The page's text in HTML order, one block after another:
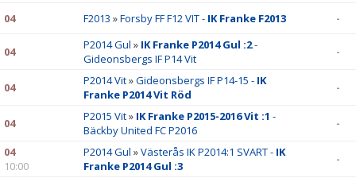
04 F2013 »Forsby FF F12 VIT - IK Franke F2013 -
04 P2014 Gul » IK Franke P2014 Gul :2-
Gideonsbergs IF P14 Vit
-
04 P2014 Vit»Gideonsbergs IF P14-15 - IK
Franke P2014 Vit Röd
-
04 P2015 Vit» IK Franke P2015-2016 Vit :1 -
Bäckby United FC P2016
-
04
10:00
P2014 Gul »Västerås IK P2014:1 SVART - IK
Franke P2014 Gul :3
-